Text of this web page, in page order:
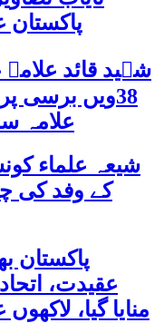
شہید قائد
38ویں برسی
علامہ
شیعہ علماء
کے وفد کی
عقیدت،
منایا گیا،